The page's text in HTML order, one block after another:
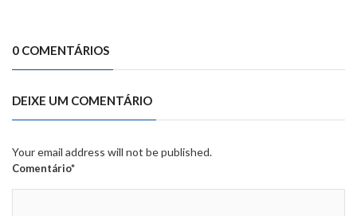
0 COMENTÁRIOS
DEIXE UM COMENTÁRIO
Your email address will not be published.
Comentário*